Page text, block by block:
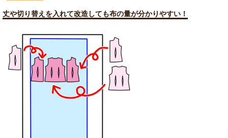
丈や切り替えを入れて改造しても布の量が分かりやすい！